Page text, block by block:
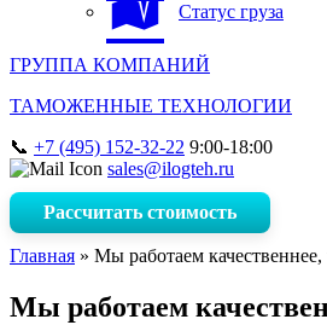
Статус груза
ГРУППА КОМПАНИЙ
ТАМОЖЕННЫЕ ТЕХНОЛОГИИ
+7 (495) 152-32-22 9:00-18:00
sales@ilogteh.ru
Рассчитать стоимость
Главная » Мы работаем
Мы работаем